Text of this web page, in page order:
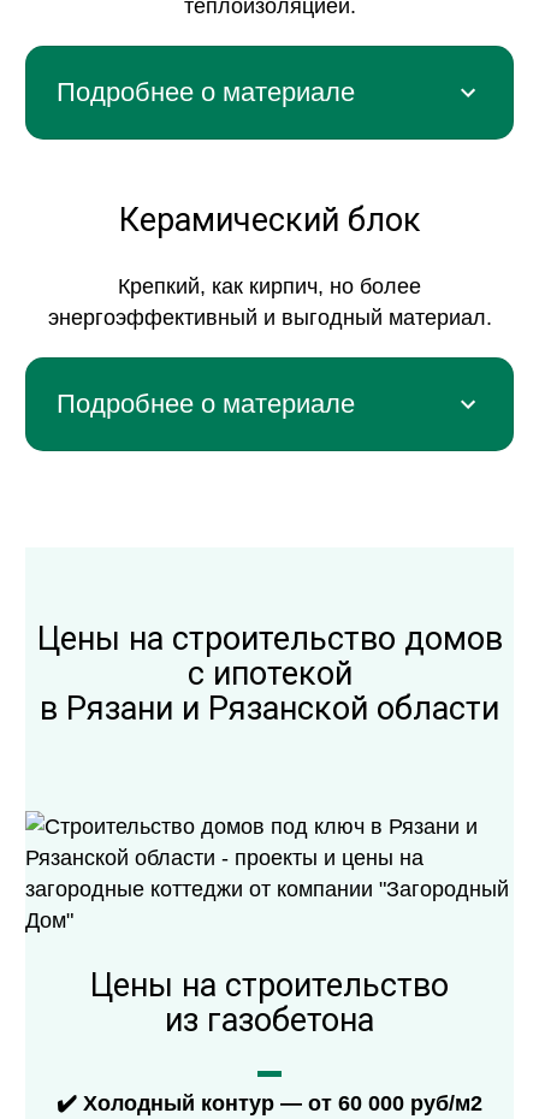
теплоизоляцией.
Подробнее о материале
Керамический блок
Крепкий, как кирпич, но более
энергоэффективный и выгодный материал.
Подробнее о материале
Цены на строительство домов
с ипотекой
в Рязани и Рязанской области
Цены на строительство
из газобетона
✔️ Холодный контур — от 60 000 руб/м2